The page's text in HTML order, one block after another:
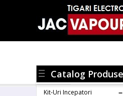
Catalog Produse
Kit-Uri Incepatori